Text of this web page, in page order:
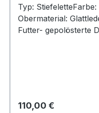
Typ:
Obermaterial:
Futter- gepolösterte
Regulärer Preis:
110,00 €